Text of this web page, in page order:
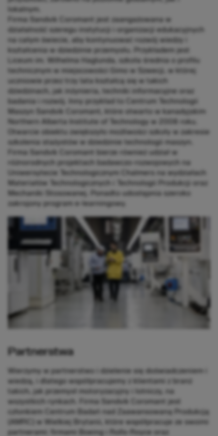
lokalnym.
Firma Sandvik Coromant jest zaangażowana w
działalność szeregu instytucji i organizacji edukacyjnych
na całym świecie, aby kontynuować rozwój wiedzy i
kształcenia w dziedzinie przemysłu. Przykładem jest
Liceum im. Wilhelma Haglunda, szkoła średnia o profilu
technicznym w miejscowości Gimo w Szwecji, w której
uczniowie przez trzy lata kształcą się w takich
dziedzinach, jak inżynieria, techniki informacyjne oraz
badania i rozwój. Inny przykład to Centrum Technologii
Maszyn Sandvik Coromant, które otwarto w kanadyjskim
Northern Alberta Institute of Technology w 2008 roku.
Otwarcie obiektu zwiększyło możliwości szkoły w zakresie
szkolenia stażystów w dziedzinie technologii maszyn.
Firma Sandvik Coromant bierze również udział w
różnorodnych projektach badawczo-rozwojowych na
Uniwersytecie Technologicznym Chalmers na wydziałach
Materiałów Technologicznych i Technologii Produkcji oraz
Mechaniki Stosowanej. Ponadto udostępnia szeroko
zakrojony program e-learningowy.
Partnerstwa
Wierzymy w partnerstwo i dzielenie się doświadczeniem i
wiedzą, i dlatego współpracujemy z klientami z branż
takich, jak przemysł motoryzacyjny i lotniczy, na
wszystkich rynkach. Firma Sandvik Coromant jest
członkiem Centrum Badań nad Zaawansowaną Produkcją
(AMRC) w Wielkiej Brytanii, które współpracuje ze swoimi
partnerami: firmami Boeing i Rolls-Royce oraz